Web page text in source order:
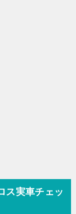
ス実車チェッ